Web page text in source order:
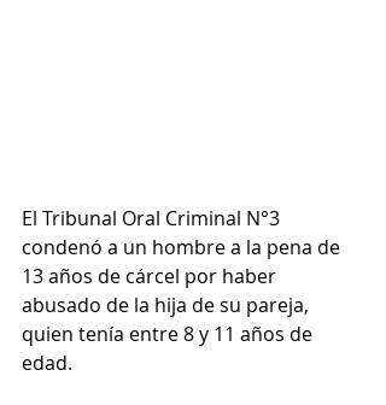
El Tribunal Oral Criminal N°3
condenó a un hombre a la pena de
13 años de cárcel por haber
abusado de la hija de su pareja,
quien tenía entre 8 y 11 años de
edad.